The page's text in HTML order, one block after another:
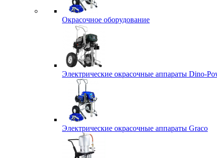
Окрасочное оборудование
Электрические окрасочные аппараты Dino-
Электрические окрасочные аппараты Graco